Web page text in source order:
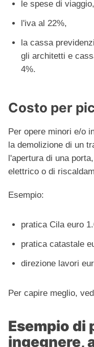
le spese di viaggio,
l'iva al 22%,
la cassa
gli architetti e
4%.
Costo per
Per opere minori e/o
la demolizione di un
l'apertura di una
elettrico o di
Esempio:
pratica Cila euro
pratica catastale
direzione lavori
Per capire meglio,
Esempio di
ingegnere,